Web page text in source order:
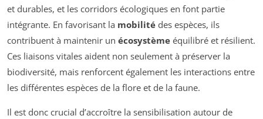
et durables, et les corridors écologiques en font partie
intégrante. En favorisant la mobilité des espèces, ils
contribuent à maintenir un écosystème équilibré et résilient.
Ces liaisons vitales aident non seulement à préserver la
biodiversité, mais renforcent également les interactions entre
les différentes espèces de la flore et de la faune.
Il est donc crucial d’accroître la sensibilisation autour de